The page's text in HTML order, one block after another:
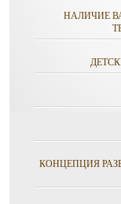
НАЛИЧИЕ
КОНЦЕПЦИЯ